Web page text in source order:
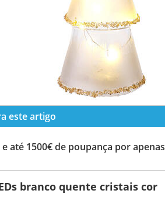
este artigo
e até 1500€ de poupança por apenas
branco quente cristais cor